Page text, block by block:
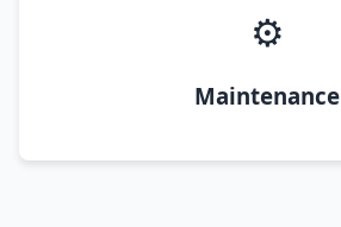
⚙️
Maintenance